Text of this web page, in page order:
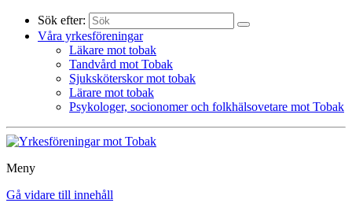
Sök efter:
Våra yrkesföreningar
Läkare mot tobak
Tandvård mot Tobak
Sjuksköterskor mot tobak
Lärare mot tobak
Psykologer, socionomer och folkhälsovetare mot Tobak
Meny
Gå vidare till innehåll